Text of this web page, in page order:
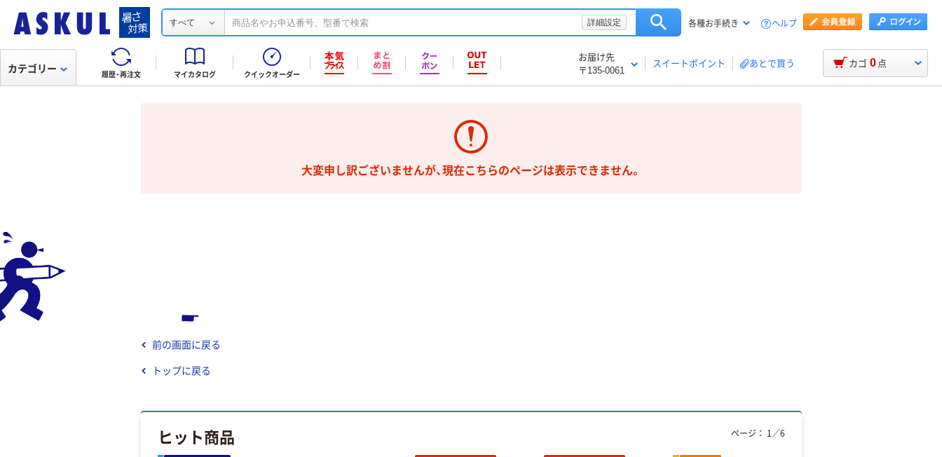
すべて 詳細設定 各種お手続き ヘルプ
履歴・再注文 マイカタログ クイックオーダー
お届け先
〒135-0061
スイートポイント あとで買う
カテゴリー カゴ 0 点
大変申し訳ございませんが、現在こちらのページは表示できません。
前の画面に戻る
トップに戻る
ヒット商品 ページ： 1 ／6